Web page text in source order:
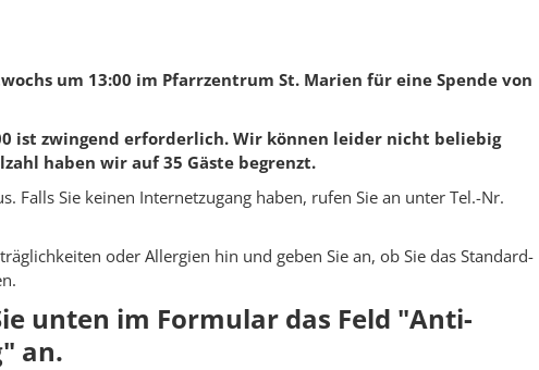
um 13:00 im Pfarrzentrum St. Marien für eine Spende von
ist zwingend erforderlich. Wir können leider nicht beliebig
haben wir auf 35 Gäste begrenzt.
Falls Sie keinen Internetzugang haben, rufen Sie an unter Tel.-Nr.
oder Allergien hin und geben Sie an, ob Sie das Standard-
unten im Formular das Feld "Anti-
an.